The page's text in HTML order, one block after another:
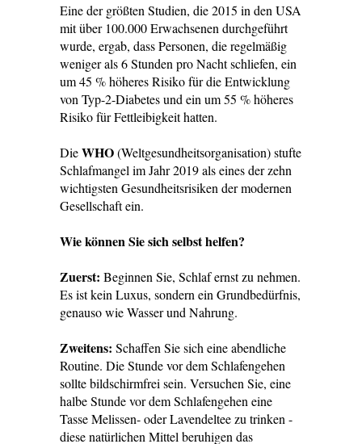
Eine der größten Studien, die 2015 in den USA
mit über 100.000 Erwachsenen durchgeführt
wurde, ergab, dass Personen, die regelmäßig
weniger als 6 Stunden pro Nacht schliefen, ein
um 45 % höheres Risiko für die Entwicklung
von Typ-2-Diabetes und ein um 55 % höheres
Risiko für Fettleibigkeit hatten.
DieWHO(Weltgesundheitsorganisation) stufte
Schlafmangel im Jahr 2019 als eines der zehn
wichtigsten Gesundheitsrisiken der modernen
Gesellschaft ein.
Wie können Sie sich selbst helfen?
Zuerst: Beginnen Sie, Schlaf ernst zu nehmen.
Es ist kein Luxus, sondern ein Grundbedürfnis,
genauso wie Wasser und Nahrung.
Zweitens: Schaffen Sie sich eine abendliche
Routine. Die Stunde vor dem Schlafengehen
sollte bildschirmfrei sein. Versuchen Sie, eine
halbe Stunde vor dem Schlafengehen eine
Tasse Melissen- oder Lavendeltee zu trinken -
diese natürlichen Mittel beruhigen das